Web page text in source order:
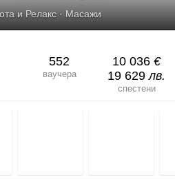
и Релакс· Масажи
552
ваучера
10 036 €
19 629лв.
спестени